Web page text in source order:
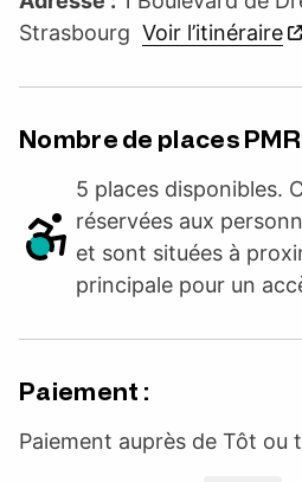
Strasbourg Voir l’itinéraire
Nombre de places PMR
5 places disponibles.
réservées aux
et sont situées à
principale pour un
Paiement :
Paiement auprès de Tôt ou